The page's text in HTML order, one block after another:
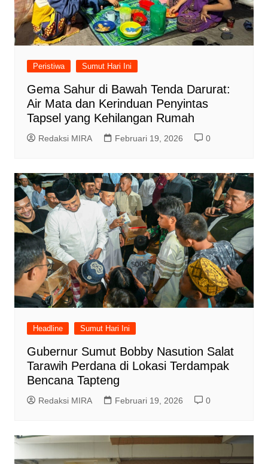
Peristiwa Sumut Hari Ini
Gema Sahur di Bawah Tenda Darurat:
Air Mata dan Kerinduan Penyintas
Tapsel yang Kehilangan Rumah
Redaksi MIRA Februari 19, 2026 0
Headline Sumut Hari Ini
Gubernur Sumut Bobby Nasution Salat
Tarawih Perdana di Lokasi Terdampak
Bencana Tapteng
Redaksi MIRA Februari 19, 2026 0